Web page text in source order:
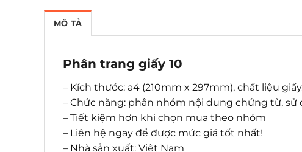
MÔ TẢ
Phân trang giấy 10
– Kích thước: a4 (210mm x 297mm), chất liệu
– Chức năng: phân nhóm nội dung chứng từ,
– Tiết kiệm hơn khi chọn mua theo nhóm
– Liên hệ ngay để được mức giá tốt nhất!
– Nhà sản xuất: Việt Nam